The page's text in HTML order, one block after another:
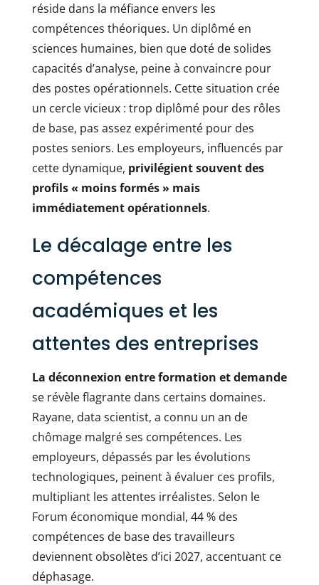
réside dans la méfiance envers les
compétences théoriques. Un diplômé en
sciences humaines, bien que doté de solides
capacités d’analyse, peine à convaincre pour
des postes opérationnels. Cette situation crée
un cercle vicieux : trop diplômé pour des rôles
de base, pas assez expérimenté pour des
postes seniors. Les employeurs, influencés par
cette dynamique, privilégient souvent des
profils « moins formés » mais
immédiatement opérationnels.
Le décalage entre les
compétences
académiques et les
attentes des entreprises
La déconnexion entre formation et demande
se révèle flagrante dans certains domaines.
Rayane, data scientist, a connu un an de
chômage malgré ses compétences. Les
employeurs, dépassés par les évolutions
technologiques, peinent à évaluer ces profils,
multipliant les attentes irréalistes. Selon le
Forum économique mondial, 44 % des
compétences de base des travailleurs
deviennent obsolètes d’ici 2027, accentuant ce
déphasage.